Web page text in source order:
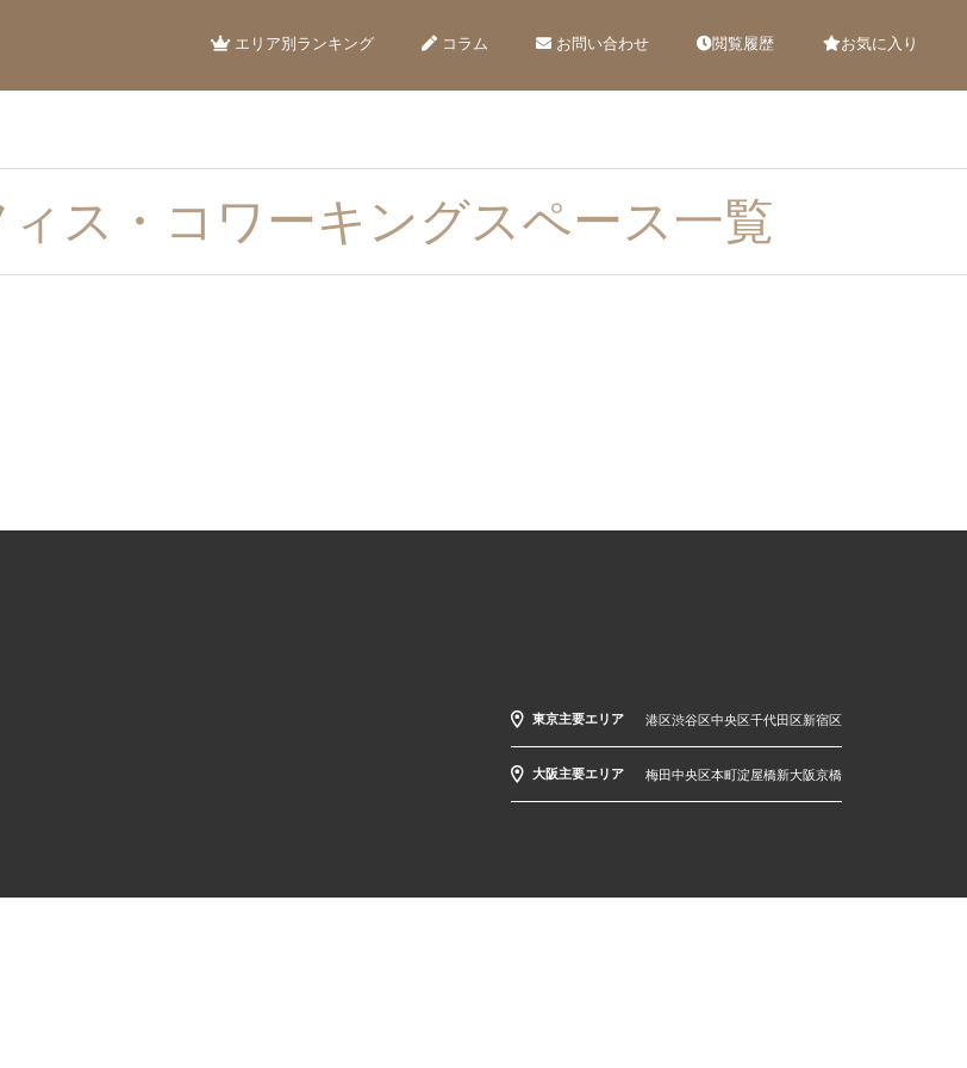
エリア別ランキング コラム お問い合わせ 閲覧履歴 お気に入り
ス・コワーキングスペース一覧
東京主要エリア 港区渋谷区中央区千代田区新宿区
大阪主要エリア 梅田中央区本町淀屋橋新大阪京橋